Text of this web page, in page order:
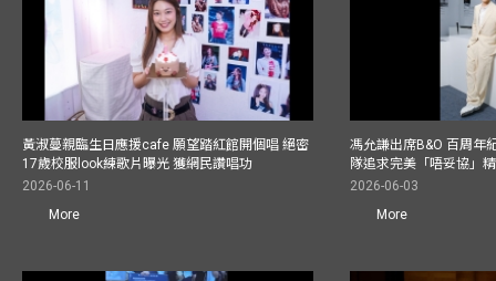
黃淑蔓親臨生日應援cafe 願望踏紅館開個唱 絕密
17歲校服look練歌片曝光 獲網民讚唱功
2026-06-11
More
馮允謙出席B&O 百周年
隊追求完美「唔妥協」
2026-06-03
More